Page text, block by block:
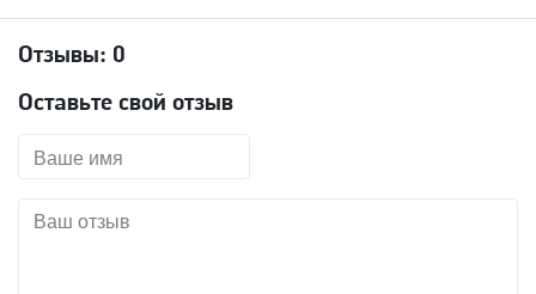
Отзывы: 0
Оставьте свой отзыв